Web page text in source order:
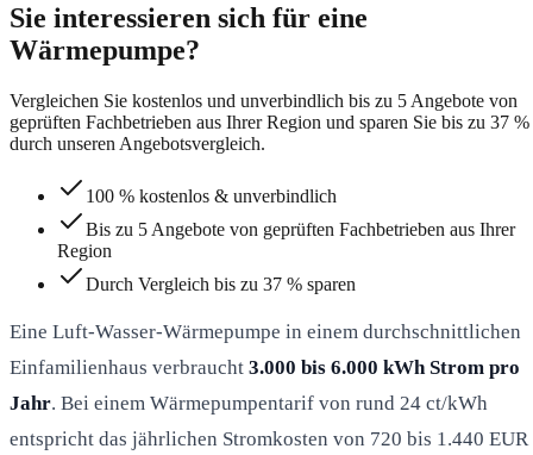
Sie interessieren sich für eine
Wärmepumpe?
Vergleichen Sie kostenlos und unverbindlich bis zu 5 Angebote von
geprüften Fachbetrieben aus Ihrer Region und sparen Sie bis zu 37 %
durch unseren Angebotsvergleich.
100 % kostenlos & unverbindlich
Bis zu 5 Angebote von geprüften Fachbetrieben aus Ihrer
Region
Durch Vergleich bis zu 37 % sparen
Eine Luft-Wasser-Wärmepumpe in einem durchschnittlichen
Einfamilienhaus verbraucht 3.000 bis 6.000 kWh Strom pro
Jahr. Bei einem Wärmepumpentarif von rund 24 ct/kWh
entspricht das jährlichen Stromkosten von 720 bis 1.440 EUR